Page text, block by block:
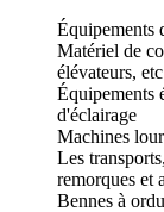
Équipements
Matériel de
élévateurs,
Équipements
d'éclairage
Machines
Les
remorques et
Bennes à